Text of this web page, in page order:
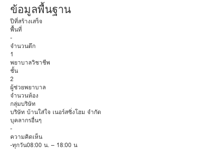
ข้อมูลพื้นฐาน
ปีที่สร้างเสร็จ
พื้นที่
-
จำนวนตึก
1
พยาบาลวิชาชีพ
ชั้น
2
ผู้ช่วยพยาบาล
จำนวนห้อง
กลุ่มบริษัท
บริษัท บ้านใส่ใจ เนอร์สซิ่งโฮม จำกัด
บุคลากรอื่นๆ
-
ความคิดเห็น
-ทุกวัน08:00 น. – 18:00 น